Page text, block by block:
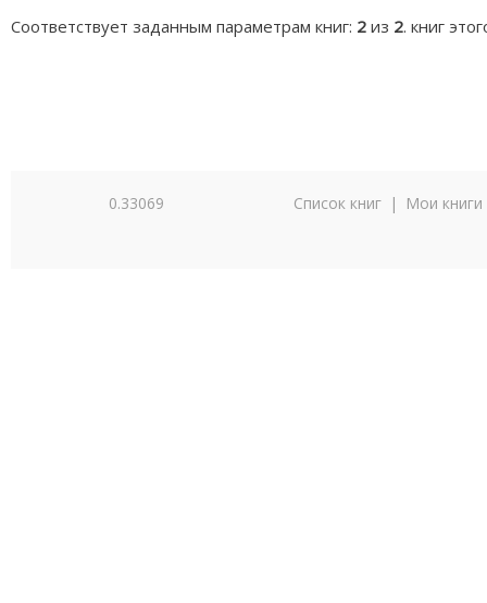
Соответствует заданным параметрам книг: 2 из 2. книг
0.33069 Список книг | Мои книги